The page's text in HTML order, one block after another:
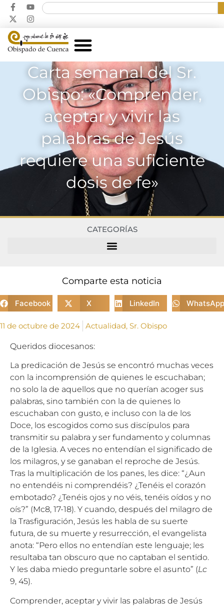
Carta semanal del Sr.
Obispo: «Comprender,
aceptar y vivir las
palabras de Jesús
requiere una suficiente
dosis de fe»
CATEGORÍAS
Comparte esta noticia
Facebook X LinkedIn WhatsApp
11 de octubre de 2024 Actualidad, Sr. Obispo
Queridos diocesanos:
La predicación de Jesús se encontró muchas veces
con la incomprensión de quienes le escuchaban;
no solo la de aquellos que no querían acoger sus
palabras, sino también con la de quienes lo
escuchaban con gusto, e incluso con la de los
Doce, los escogidos como sus discípulos para
transmitir su palabra y ser fundamento y columnas
de la Iglesia. A veces no entendían el significado de
los milagros, y se ganaban el reproche de Jesús.
Tras la multiplicación de los panes, les dice: “¿Aun
no entendéis ni comprendéis? ¿Tenéis el corazón
embotado? ¿Tenéis ojos y no véis, tenéis oídos y no
oís?” (Mc8, 17-18). Y cuando, después del milagro de
la Trasfiguración, Jesús les habla de su suerte
futura, de su muerte y resurrección, el evangelista
anota: “Pero ellos no entendían este lenguaje; les
resultaba tan obscuro que no captaban el sentido.
Y les daba miedo preguntarle sobre el asunto” (Lc
9, 45).
Comprender, aceptar y vivir las palabras de Jesús